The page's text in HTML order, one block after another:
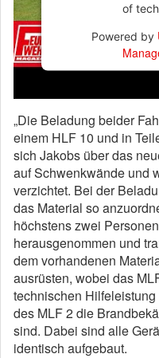
of
Powered by
„Die Beladung beider
einem HLF 10 und in
sich Jakobs über das
auf Schwenkwände und
verzichtet. Bei der
das Material so
höchstens zwei
herausgenommen und
dem vorhandenen
ausrüsten, wobei das
technischen
des MLF 2 die
sind. Dabei sind alle
identisch aufgebaut.